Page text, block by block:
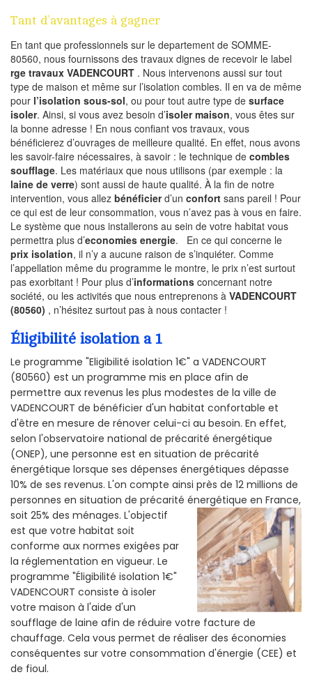
Tant d’avantages à gagner
En tant que professionnels sur le departement de SOMME-
80560, nous fournissons des travaux dignes de recevoir le label
rge travaux VADENCOURT . Nous intervenons aussi sur tout
type de maison et même sur l’isolation combles. Il en va de même
pour l’isolation sous-sol, ou pour tout autre type de surface
isoler. Ainsi, si vous avez besoin d’isoler maison, vous êtes sur
la bonne adresse ! En nous confiant vos travaux, vous
bénéficierez d’ouvrages de meilleure qualité. En effet, nous avons
les savoir-faire nécessaires, à savoir : le technique de combles
soufflage. Les matériaux que nous utilisons (par exemple : la
laine de verre) sont aussi de haute qualité. À la fin de notre
intervention, vous allez bénéficierd’un confort sans pareil ! Pour
ce qui est de leur consommation, vous n’avez pas à vous en faire.
Le système que nous installerons au sein de votre habitat vous
permettra plus d’economies energie. En ce qui concerne le
prix isolation, il n’y a aucune raison de s’inquiéter. Comme
l’appellation même du programme le montre, le prix n’est surtout
pas exorbitant ! Pour plus d’informations concernant notre
société, ou les activités que nous entreprenons à VADENCOURT
(80560) , n’hésitez surtout pas à nous contacter !
Éligibilité isolation a 1
Le programme "Eligibilité isolation 1€" a VADENCOURT
(80560) est un programme mis en place afin de
permettre aux revenus les plus modestes de la ville de
VADENCOURT de bénéficier d'un habitat confortable et
d'être en mesure de rénover celui-ci au besoin. En effet,
selon l'observatoire national de précarité énergétique
(ONEP), une personne est en situation de précarité
énergétique lorsque ses dépenses énergétiques dépasse
10% de ses revenus. L'on compte ainsi près de 12 millions de
personnes en situation de précarité énergétique en France,
soit 25% des ménages. L'objectif
est que votre habitat soit
conforme aux normes exigées par
la réglementation en vigueur. Le
programme "Éligibilité isolation 1€"
VADENCOURT consiste à isoler
votre maison à l'aide d'un
soufflage de laine afin de réduire votre facture de
chauffage. Cela vous permet de réaliser des économies
conséquentes sur votre consommation d'énergie (CEE) et
de fioul.